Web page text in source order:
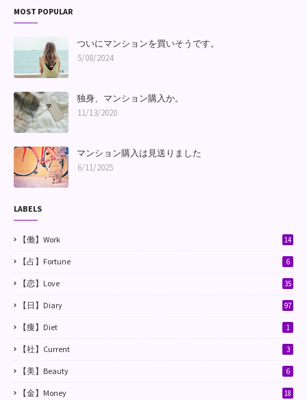
MOST POPULAR
ついにマンションを買いそうです。
5/08/2024
独身、マンション購入か。
11/13/2020
マンション購入は見送りました
6/11/2025
LABELS
【働】Work 14
【占】Fortune 6
【恋】Love 35
【日】Diary 97
【痩】Diet 1
【社】Current 3
【美】Beauty 6
【金】Money 18